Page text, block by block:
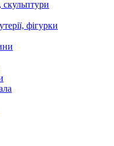
скульптури
фігурки